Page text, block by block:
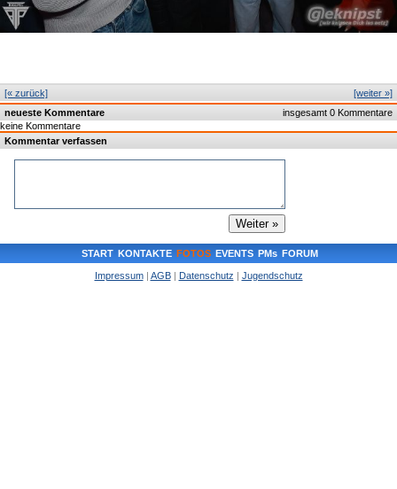
[weiter »]
[« zurück]
insgesamt 0 Kommentare
neueste Kommentare
keine Kommentare
Kommentar verfassen
START KONTAKTE FOTOS EVENTS PMs FORUM
Impressum| AGB| Datenschutz | Jugendschutz